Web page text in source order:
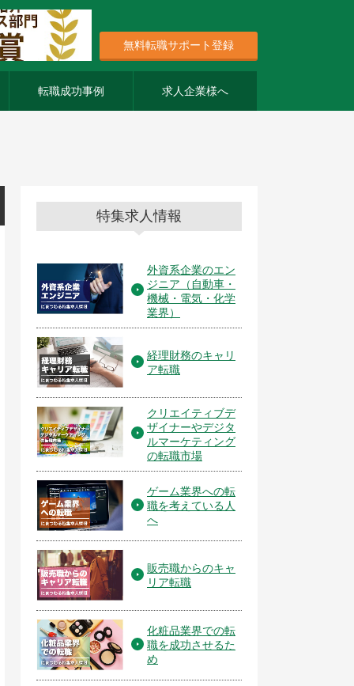
無料転職サポート登録
転職成功事例 求人企業様へ
特集求人情報
外資系企業のエン
ジニア（自動車・
機械・電気・化学
業界）
経理財務のキャリ
ア転職
クリエイティブデ
ザイナーやデジタ
ルマーケティング
の転職市場
ゲーム業界への転
職を考えている人
へ
販売職からのキャ
リア転職
化粧品業界での転
職を成功させるた
め